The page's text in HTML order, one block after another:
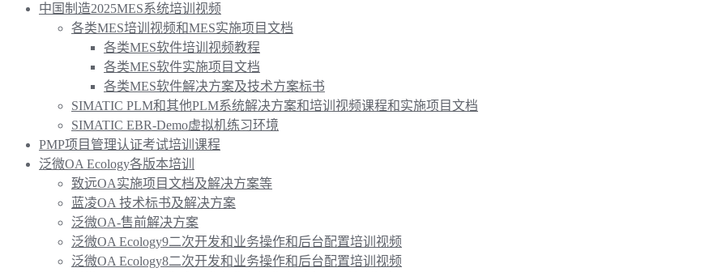
中国制造2025MES系统培训视频
各类MES培训视频和MES实施项目文档
各类MES软件培训视频教程
各类MES软件实施项目文档
各类MES软件解决方案及技术方案标书
SIMATIC PLM和其他PLM系统解决方案和培训视频课程和实施项目文档
SIMATIC EBR-Demo虚拟机练习环境
PMP项目管理认证考试培训课程
泛微OA Ecology各版本培训
致远OA实施项目文档及解决方案等
蓝凌OA 技术标书及解决方案
泛微OA-售前解决方案
泛微OA Ecology9二次开发和业务操作和后台配置培训视频
泛微OA Ecology8二次开发和业务操作和后台配置培训视频